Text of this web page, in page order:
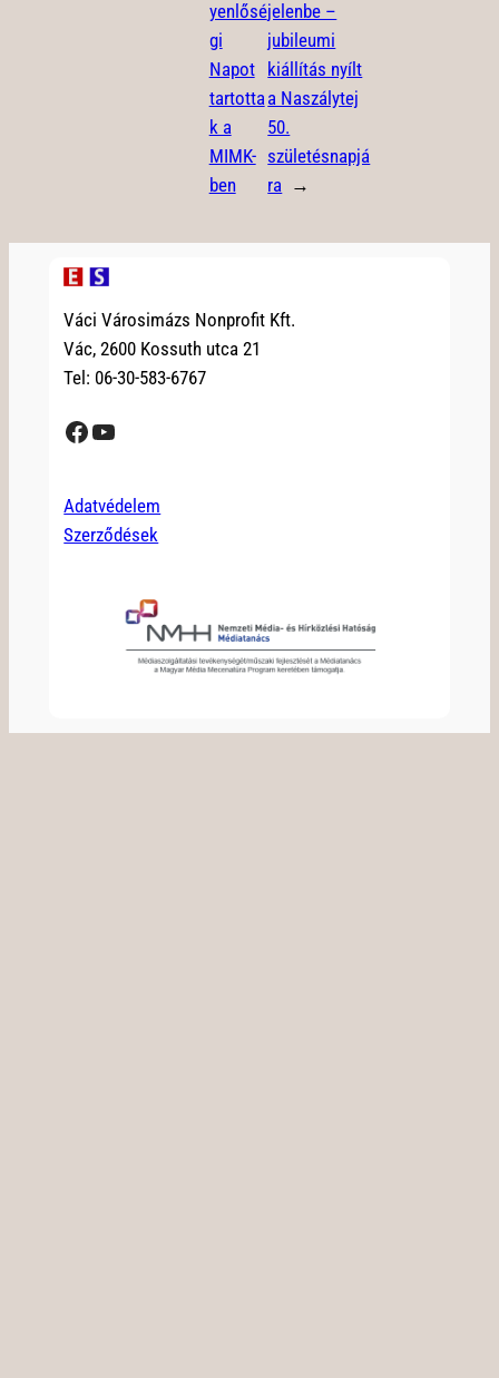
yenlősé
gi
Napot
tartotta
k a
MIMK-
ben
jelenbe –
jubileumi
kiállítás nyílt
a Naszálytej
50.
születésnapjá
ra →
Váci Városimázs Nonprofit Kft.
Vác, 2600 Kossuth utca 21
Tel: 06-30-583-6767
Facebook YouTube
Adatvédelem
Szerződések